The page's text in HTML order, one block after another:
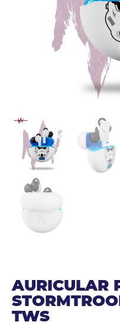
AURICULAR
TWS